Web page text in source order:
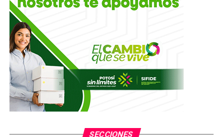
Tamazunchale, en donde se definirá su situación
jurídica.
TEMAS RELACIONADOS FEATURED
YA VIENE
Detienen a joven en Cárdenas que intentó extorsionar a
una familia
NO TE PIERDAS
Violó a sus tres hijas y dos quedaron embarazadas; ya
SECCIONES